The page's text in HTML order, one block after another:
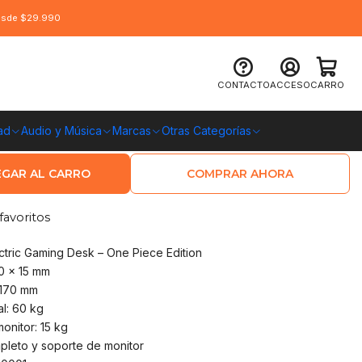
CONTACTOACCESOCARRO
Audio y Música Marcas Otras Categorías
$29.990
Cougar E-Star 120 Luffy One
CHILE
AL CARRO COMPRAR AHORA
Gaming Desk – One Piece Edition
x 15 mm
mm
60 kg
15 kg
y soporte de monitor